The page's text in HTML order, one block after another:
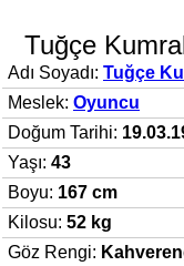
Tuğçe
Adı Soyadı: Tuğçe
Meslek: Oyuncu
Doğum Tarihi:
Yaşı: 43
Boyu: 167 cm
Kilosu: 52 kg
Göz Rengi: